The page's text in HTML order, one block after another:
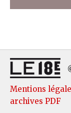
Mentions
archives PDF